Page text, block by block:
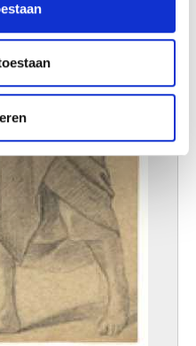
onze site met onze
en analyse. Deze
van hun services.